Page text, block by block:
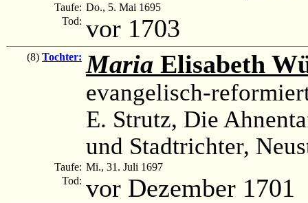
Taufe: Do., 5. Mai 1695
Tod: vor 1703
(8) Tochter: Maria Elisabeth
evangelisch-
E. Strutz, Die
und Stadtrichter,
Taufe: Mi., 31. Juli 1697
Tod: vor Dezember 1701